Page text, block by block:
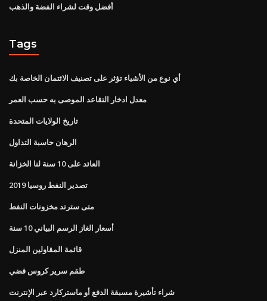
أفضل وقت لشراء الفضة والذهب
Tags
أي نوع من الأشياء تؤثر على تصنيف الائتمان الخاصة بك
معدل ادخار التقاعد الموصى به حسب العمر
تاريخ الولايات المتحدة
الرهان حاسبة التداول
العائد على 10 سنة لنا الخزانة
تصدير النفط روسيا 2019
متى سترتد مخزونات النفط
أسعار الغاز الرسم البياني 10 سنة
قائمة المقاولين المنزل
طقم سرير كروس فضي
شراء تأشيرة مسبقة الدفع أو ماستركارد عبر الإنترنت